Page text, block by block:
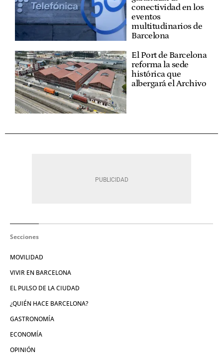
conectividad en los
eventos
multitudinarios de
Barcelona
El Port de Barcelona
reforma la sede
histórica que
albergará el Archivo
Secciones
MOVILIDAD
VIVIR EN BARCELONA
EL PULSO DE LA CIUDAD
¿QUIÉN HACE BARCELONA?
GASTRONOMÍA
ECONOMÍA
OPINIÓN